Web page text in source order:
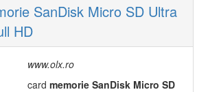
SanDisk Micro SD Ultra
HD
www.olx.ro
card memorie SanDisk Micro SD